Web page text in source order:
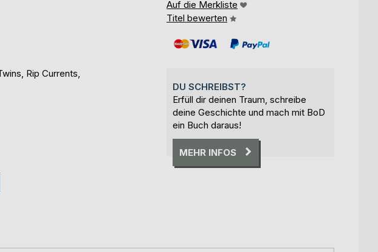
Rip Currents,
Auf die Merkliste
Titel bewerten
DU SCHREIBST?
Erfüll dir deinen Traum, schreibe
deine Geschichte und mach mit BoD
ein Buch daraus!
MEHR INFOS